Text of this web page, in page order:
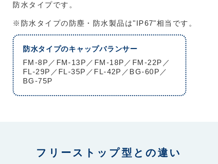
防水タイプです。
※防水タイプの防塵・防水製品は"IP67"相当です。
防水タイプのキャップバランサー
FM-8P／FM-13P／FM-18P／FM-22P／
FL-29P／FL-35P／FL-42P／BG-60P／
BG-75P
フリーストップ型との違い